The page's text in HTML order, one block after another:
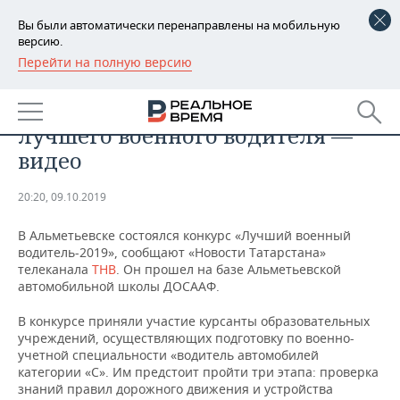
Вы были автоматически перенаправлены на мобильную
версию.
Перейти на полную версию
РЕГИОНЫ
БАШКОРТОСТАН
ТАТАРСТАН
НОВОСТИ
АНАЛИТИКА
ДЕКЛАРАЦИИ О ДОХОДАХ
КОРОЛИ ГОСЗАКАЗА ПФО
КОМУ ПРИНАДЛЕЖАТ
ТОРГОВЫЕ ЦЕНТРЫ
ТАТАРСТАНА
НОВОСТИ ЭКОНОМИКИ
ФИНАНСЫ
БЮДЖЕТ
ИНВЕСТИЦИИ
ПРОМЫШЛЕННОСТЬ
НОВОСТИ
ПРОМЫШЛЕННОСТИ
АГРОПРОМ
МАШИНОСТРОЕНИЕ
НЕДВИЖИМОСТЬ
НОВОСТИ АВТО
БИЗНЕС
НОВОСТИ БИЗНЕСА
ТЕХНОЛОГИИ
В Альметьевске выбирают
лучшего военного водителя —
видео
20:20, 09.10.2019
В Альметьевске состоялся конкурс «Лучший военный
водитель-2019», сообщают «Новости Татарстана»
телеканала ТНВ. Он прошел на базе Альметьевской
автомобильной школы ДОСААФ.
В конкурсе приняли участие курсанты образовательных
учреждений, осуществляющих подготовку по военно-
учетной специальности «водитель автомобилей
категории «С». Им предстоит пройти три этапа: проверка
знаний правил дорожного движения и устройства